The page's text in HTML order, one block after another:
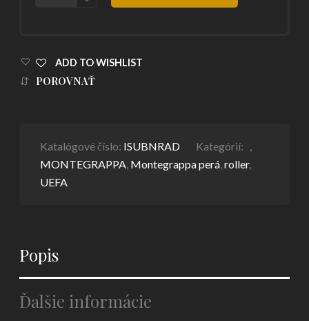
ADD TO WISHLIST
POROVNAŤ
Katalógové číslo: ISUBNRAD Kategórií:
MONTEGRAPPA Montegrappa perá ,roller,
UEFA
Popis
Ďalšie informácie